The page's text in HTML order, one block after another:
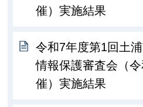
催）実施結果
令和7年度第1回土
情報保護審査会（
催）実施結果